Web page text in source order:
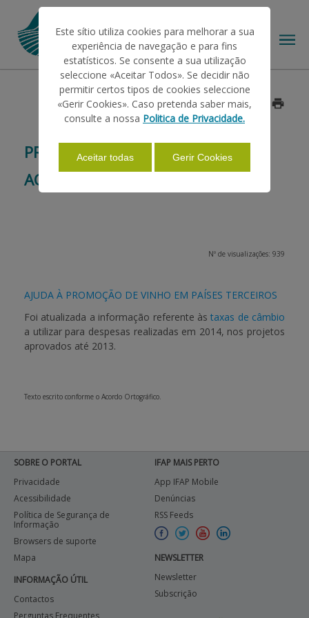
AJUDAS/APOIOS
INFORMAÇÕES
PAGAMENTOS
APOIO AO BENEFICIÁRIO
PROGRAMA NACIONAL DE APOIO
AO SETOR DO VINHO (2008-2013)
Data: 2014/05/23
Nº de visualizações: 939
AJUDA À PROMOÇÃO DE VINHO EM PAÍSES TERCEIROS
Foi atualizada a informação referente àstaxas de câmbio
a utilizar para despesas realizadas em 2014, nos projetos
aprovados até 2013.
Texto escrito conforme o Acordo Ortográfico.
SOBRE O PORTAL
Privacidade
Acessibilidade
Política de Segurança de
Informação
Browsers de suporte
Mapa
INFORMAÇÃO ÚTIL
Contactos
Perguntas Frequentes
IFAP MAIS PERTO
App IFAP Mobile
Denúncias
RSS Feeds
NEWSLETTER
Newsletter
Subscrição
Este sítio utiliza cookies para melhorar a sua
experiência de navegação e para fins
estatísticos. Se consente a sua utilização
seleccione «Aceitar Todos». Se decidir não
permitir certos tipos de cookies seleccione
«Gerir Cookies». Caso pretenda saber mais,
consulte a nossa Politica de Privacidade.
Aceitar todas Gerir Cookies